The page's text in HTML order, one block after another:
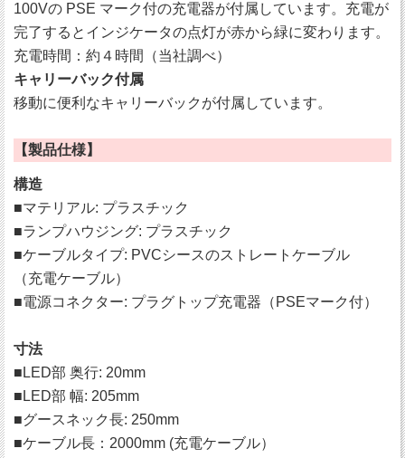
100Vの PSE マーク付の充電器が付属しています。充電が
完了するとインジケータの点灯が赤から緑に変わります。
充電時間：約４時間（当社調べ）
キャリーバック付属
移動に便利なキャリーバックが付属しています。
【製品仕様】
構造
■マテリアル: プラスチック
■ランプハウジング: プラスチック
■ケーブルタイプ: PVCシースのストレートケーブル
（充電ケーブル）
■電源コネクター: プラグトップ充電器（PSEマーク付）
寸法
■LED部 奥行: 20mm
■LED部 幅: 205mm
■グースネック長: 250mm
■ケーブル長：2000mm (充電ケーブル）